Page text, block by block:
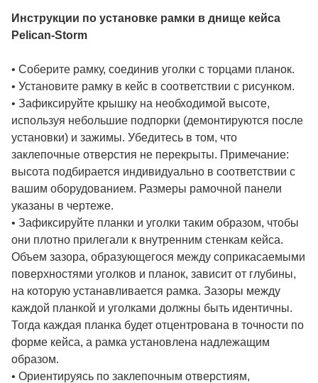
Инструкции по установке рамки в днище кейса
Pelican-Storm
• Соберите рамку, соединив уголки с торцами планок.
• Установите рамку в кейс в соответствии с рисунком.
• Зафиксируйте крышку на необходимой высоте,
используя небольшие подпорки (демонтируются после
установки) и зажимы. Убедитесь в том, что
заклепочные отверстия не перекрыты. Примечание:
высота подбирается индивидуально в соответствии с
вашим оборудованием. Размеры рамочной панели
указаны в чертеже.
• Зафиксируйте планки и уголки таким образом, чтобы
они плотно прилегали к внутренним стенкам кейса.
Объем зазора, образующегося между соприкасаемыми
поверхностями уголков и планок, зависит от глубины,
на которую устанавливается рамка. Зазоры между
каждой планкой и уголками должны быть идентичны.
Тогда каждая планка будет отцентрована в точности по
форме кейса, а рамка установлена надлежащим
образом.
• Ориентируясь по заклепочным отверстиям,